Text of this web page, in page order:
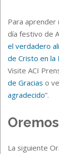
Para aprender
día festivo de
el verdadero
de Cristo en la
Visite ACI
de Gracias o
agradecido”.
Oremos
La siguiente